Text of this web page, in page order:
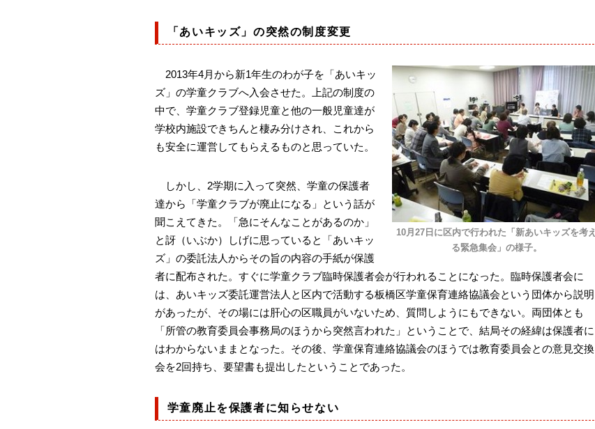
「あいキッズ」の突然の制度変更
10月27日に区内で行われた「新あいキッズを考え
る緊急集会」の様子。
2013年4月から新1年生のわが子を「あいキッ
ズ」の学童クラブへ入会させた。上記の制度の
中で、学童クラブ登録児童と他の一般児童達が
学校内施設できちんと棲み分けされ、これから
も安全に運営してもらえるものと思っていた。
しかし、2学期に入って突然、学童の保護者
達から「学童クラブが廃止になる」という話が
聞こえてきた。「急にそんなことがあるのか」
と訝（いぶか）しげに思っていると「あいキッ
ズ」の委託法人からその旨の内容の手紙が保護
者に配布された。すぐに学童クラブ臨時保護者会が行われることになった。臨時保護者会に
は、あいキッズ委託運営法人と区内で活動する板橋区学童保育連絡協議会という団体から説明
があったが、その場には肝心の区職員がいないため、質問しようにもできない。両団体とも
「所管の教育委員会事務局のほうから突然言われた」ということで、結局その経緯は保護者に
はわからないままとなった。その後、学童保育連絡協議会のほうでは教育委員会との意見交換
会を2回持ち、要望書も提出したということであった。
学童廃止を保護者に知らせない